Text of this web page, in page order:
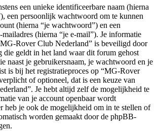
een unieke identificeerbare naam (hierna
een persoonlijk wachtwoord om te kunnen
(hierna “je wachtwoord”) en een
(hierna “je e-mail”). Je informatie
Rover Club Nederland” is beveiligd door
die geldt in het land waar dit forum gehost
naast je gebruikersnaam, je wachtwoord en je
is bij het registratieproces op “MG-Rover
of optioneel, dat is een keuze van
Je hebt altijd zelf de mogelijkheid te
van je account openbaar wordt
heb je ook de mogelijkheid om in te stellen of
worden gemaakt door de phpBB-